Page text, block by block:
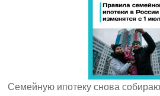
Семейную ипотеку снова